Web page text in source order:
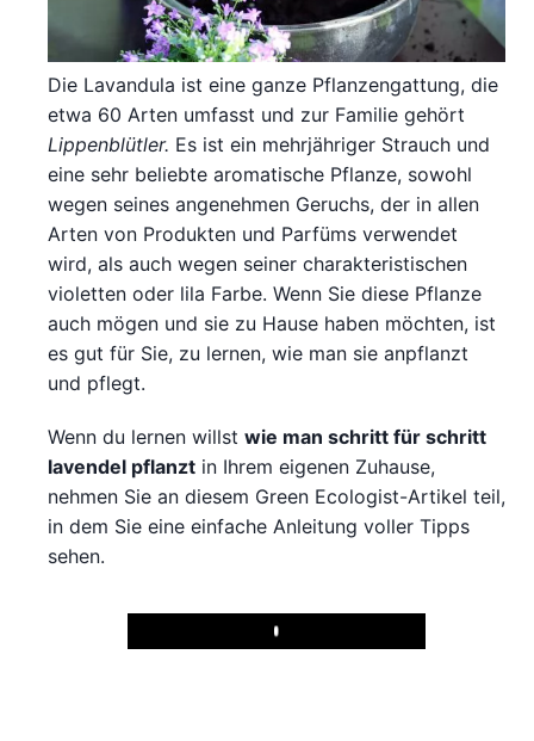
Die Lavandula ist eine ganze Pflanzengattung, die
etwa 60 Arten umfasst und zur Familie gehört
Lippenblütler. Es ist ein mehrjähriger Strauch und
eine sehr beliebte aromatische Pflanze, sowohl
wegen seines angenehmen Geruchs, der in allen
Arten von Produkten und Parfüms verwendet
wird, als auch wegen seiner charakteristischen
violetten oder lila Farbe. Wenn Sie diese Pflanze
auch mögen und sie zu Hause haben möchten, ist
es gut für Sie, zu lernen, wie man sie anpflanzt
und pflegt.
Wenn du lernen willst wie man schritt für schritt
lavendel pflanzt in Ihrem eigenen Zuhause,
nehmen Sie an diesem Green Ecologist-Artikel teil,
in dem Sie eine einfache Anleitung voller Tipps
sehen.
Play